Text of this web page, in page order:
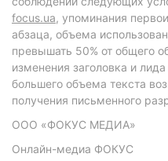
focus.ua, упоминания
абзаца, объема
превышать 50% от общего
изменения заголовка и
большего объема текста
получения письменного
ООО «ФОКУС МЕДИА»
Онлайн-медиа ФОКУС